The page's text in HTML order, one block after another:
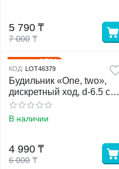
7 000 ₸
5 790 ₸
17%
КОД: LOT46379
Будильник «One, two»,
дискретный ход, d-6.5 см,
12 х 8 см
В наличии
6 000 ₸
4 990 ₸